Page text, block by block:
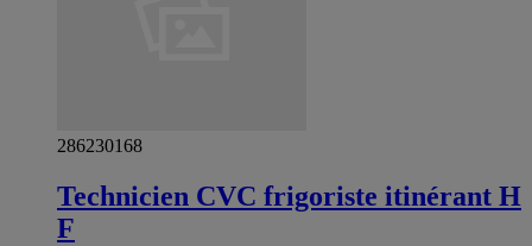
286230168
Technicien CVC frigoriste itinérant H
F